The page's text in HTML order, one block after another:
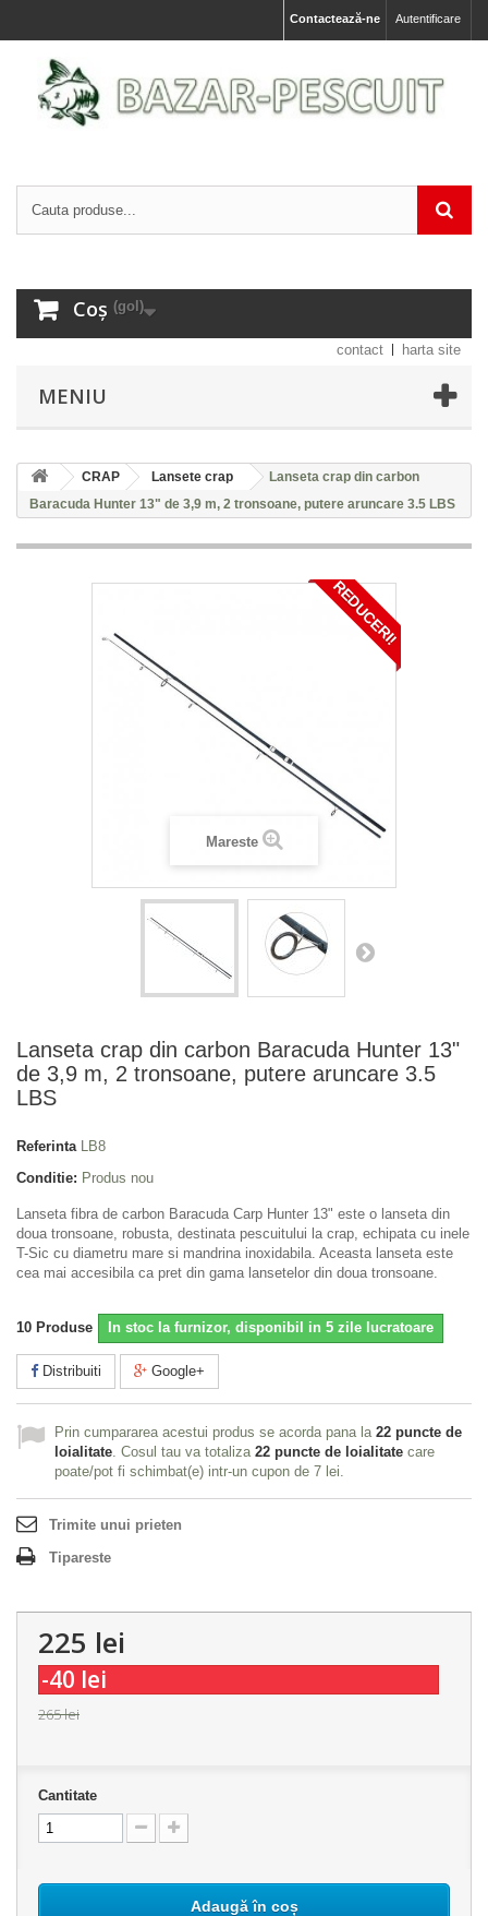
Autentificare
Contactează-ne
Coș (gol)
contact harta site
MENIU
CRAP Lansete crap
Lanseta crap din carbon
Baracuda Hunter 13" de 3,9 m, 2 tronsoane, putere aruncare 3.5 LBS
REDUCERI!
Mareste
Lanseta crap din carbon Baracuda Hunter 13"
de 3,9 m, 2 tronsoane, putere aruncare 3.5
LBS
Referinta
LB8
Conditie: Produs nou
Lanseta fibra de carbon Baracuda Carp Hunter 13" este o lanseta din
doua tronsoane, robusta, destinata pescuitului la crap, echipata cu inele
T-Sic cu diametru mare si mandrina inoxidabila. Aceasta lanseta este
cea mai accesibila ca pret din gama lansetelor din doua tronsoane.
10 Produse In stoc la furnizor, disponibil in 5 zile lucratoare
Distribuiti Google+
Prin cumpararea acestui produs se acorda pana la 22 puncte de
loialitate . Cosul tau va totaliza 22 puncte de loialitate care
poate/pot fi schimbat(e) intr-un cupon de 7 lei
Trimite unui prieten
Tipareste
225 lei
-40 lei
265 lei
Cantitate
Adaugă în coș